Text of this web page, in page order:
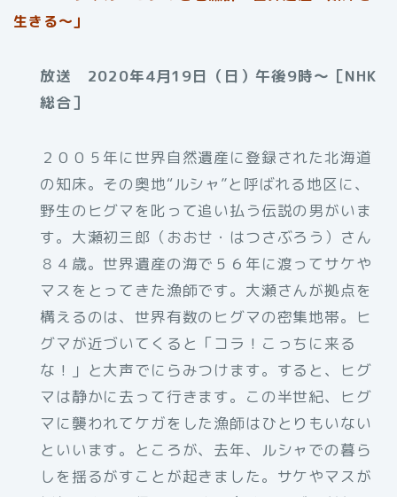
生きる～」
放送 2020年4月19日（日）午後9時〜［NHK
総合］
２００５年に世界自然遺産に登録された北海道
の知床。その奥地“ルシャ”と呼ばれる地区に、
野生のヒグマを叱って追い払う伝説の男がいま
す。大瀬初三郎（おおせ・はつさぶろう）さん
８４歳。世界遺産の海で５６年に渡ってサケや
マスをとってきた漁師です。大瀬さんが拠点を
構えるのは、世界有数のヒグマの密集地帯。ヒ
グマが近づいてくると「コラ！こっちに来る
な！」と大声でにらみつけます。すると、ヒグ
マは静かに去って行きます。この半世紀、ヒグ
マに襲われてケガをした漁師はひとりもいない
といいます。ところが、去年、ルシャでの暮ら
しを揺るがすことが起きました。サケやマスが